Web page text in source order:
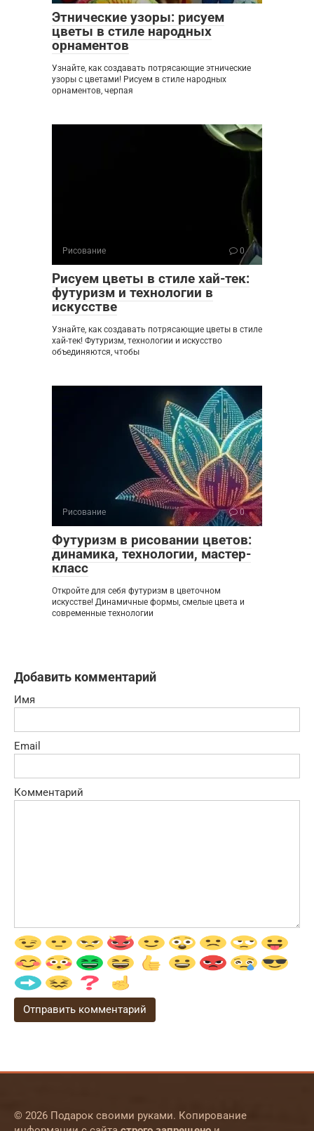
Этнические узоры: рисуем
цветы в стиле народных
орнаментов
Узнайте, как создавать потрясающие этнические
узоры с цветами! Рисуем в стиле народных
орнаментов, черпая
Рисование 0
Рисуем цветы в стиле хай-тек:
футуризм и технологии в
искусстве
Узнайте, как создавать потрясающие цветы в стиле
хай-тек! Футуризм, технологии и искусство
объединяются, чтобы
Рисование 0
Футуризм в рисовании цветов:
динамика, технологии, мастер-
класс
Откройте для себя футуризм в цветочном
искусстве! Динамичные формы, смелые цвета и
современные технологии
Добавить комментарий
Имя
Email
Комментарий
© 2026 Подарок своими руками. Копирование